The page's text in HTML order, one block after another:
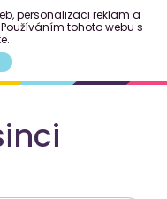
personalizaci reklam a
tohoto webu s